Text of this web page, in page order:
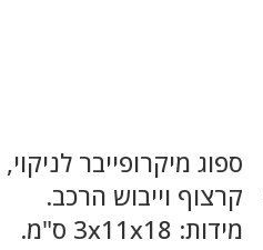
ספוג מיקרופייבר לניקוי,
קרצוף וייבוש הרכב.
מידות: 3x11x18 ס"מ.